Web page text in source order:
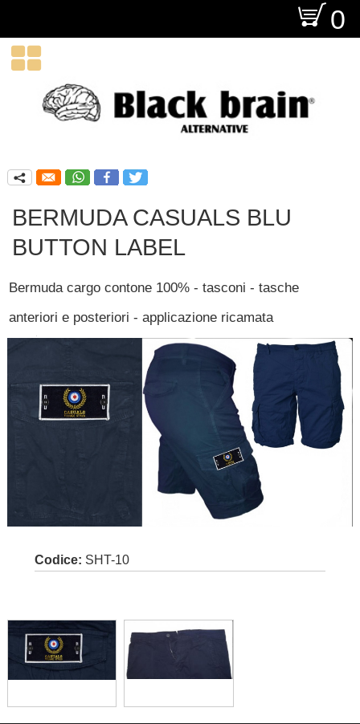
O 0

q
BERMUDA CASUALS BLU
BUTTON LABEL
Bermuda cargo contone 100% - tasconi - tasche
anteriori e posteriori - applicazione ricamata
Codice: SHT-10